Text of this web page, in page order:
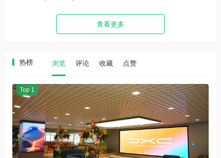
查看更多
热榜 浏览 评论 收藏 点赞
Top 1